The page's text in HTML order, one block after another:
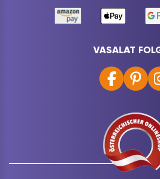
VASALAT